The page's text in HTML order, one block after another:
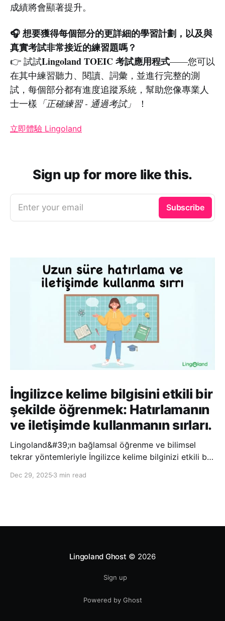
成績將會顯著提升。
🎧 想要獲得每個部分的更詳細的學習計劃，以及與
真實考試非常接近的練習題嗎？
👉 試試Lingoland TOEIC 考試應用程式——您可以
在其中練習聽力、閱讀、詞彙，並進行完整的測
試，每個部分都有進度追蹤系統，幫助您像專業人
士一樣 「正確練習 - 通過考試」 ！
立即體驗 Lingoland
Sign up for more like this.
Enter your email Subscribe
İngilizce kelime bilgisini etkili bir
şekilde öğrenmek: Hatırlamanın
ve iletişimde kullanmanın sırları.
Lingoland&#39;ın bağlamsal öğrenme ve bilimsel
tekrar yöntemleriyle İngilizce kelime bilginizi etkili bir
hatırlayabilir ve daha doğal bir şekilde iletişim
Dec 29, 2025 3 min read
Lingoland Ghost © 2026
Sign up
Powered by Ghost